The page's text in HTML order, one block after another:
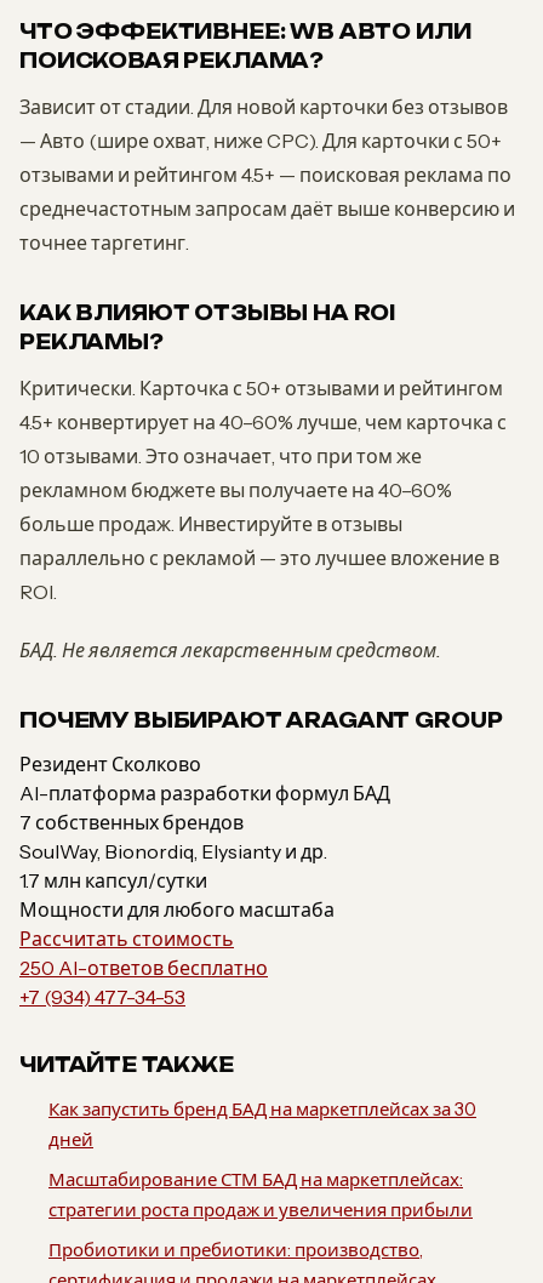
ЧТО ЭФФЕКТИВНЕЕ: WB АВТО ИЛИ
ПОИСКОВАЯ РЕКЛАМА?
Зависит от стадии. Для новой карточки без отзывов
— Авто (шире охват, ниже CPC). Для карточки с 50+
отзывами и рейтингом 4.5+ — поисковая реклама по
среднечастотным запросам даёт выше конверсию и
точнее таргетинг.
КАК ВЛИЯЮТ ОТЗЫВЫ НА ROI
РЕКЛАМЫ?
Критически. Карточка с 50+ отзывами и рейтингом
4.5+ конвертирует на 40–60% лучше, чем карточка с
10 отзывами. Это означает, что при том же
рекламном бюджете вы получаете на 40–60%
больше продаж. Инвестируйте в отзывы
параллельно с рекламой — это лучшее вложение в
ROI.
БАД. Не является лекарственным средством.
ПОЧЕМУ ВЫБИРАЮТ ARAGANT GROUP
Резидент Сколково
AI-платформа разработки формул БАД
7 собственных брендов
SoulWay, Bionordiq, Elysianty и др.
1.7 млн капсул/сутки
Мощности для любого масштаба
Рассчитать стоимость
250 AI-ответов бесплатно
+7 (934) 477-34-53
ЧИТАЙТЕ ТАКЖЕ
Как запустить бренд БАД на маркетплейсах за 30
дней
Масштабирование СТМ БАД на маркетплейсах:
стратегии роста продаж и увеличения прибыли
Пробиотики и пребиотики: производство,